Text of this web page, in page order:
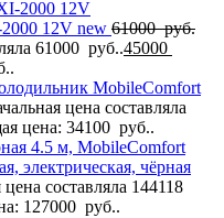
12V new 61000руб.
61000 руб..45000
MobileComfort
цена составляла
цена: 34100 руб..
4.5 м, MobileComfort
электрическая, чёрная
составляла 144118
127000 руб..